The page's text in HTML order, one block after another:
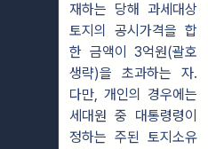
재하는 당해 과세대상
토지의 공시가격을 합
한 금액이 3억원(괄호
생략)을 초과하는 자.
다만, 개인의 경우에는
세대원 중 대통령령이
정하는 주된 토지소유